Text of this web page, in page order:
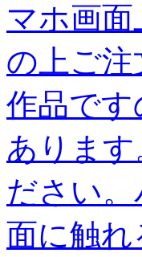
マホ画
の上ご
作品で
ありま
ださい
面に触